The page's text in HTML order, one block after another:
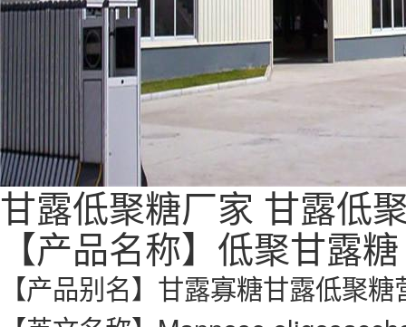
甘露低聚糖厂家 甘露低
【产品名称】低聚甘露糖
【产品别名】甘露寡糖甘露低聚